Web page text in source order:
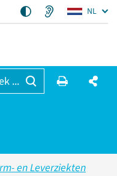
NL
...
en Leverziekten